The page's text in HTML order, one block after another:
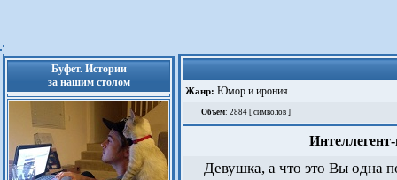
Буфет. Истории
за нашим столом
Жанр: Юмор и ирония
Объем: 2884 [ символов ]
Девушка, а что это Вы одна